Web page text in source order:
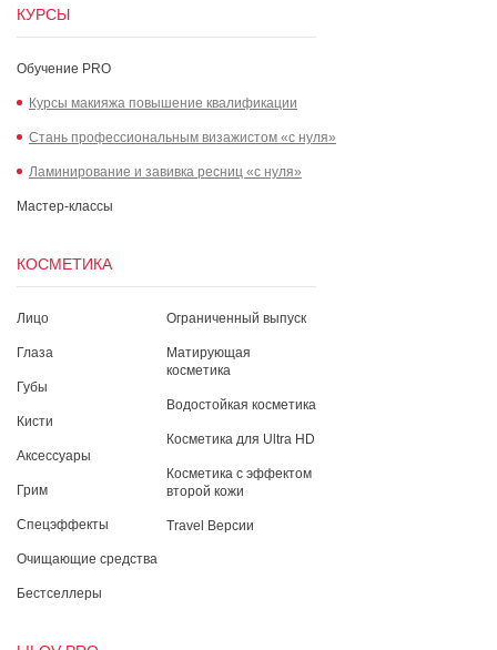
КУРСЫ
Обучение PRO
Курсы макияжа повышение квалификации
Стань профессиональным визажистом «с нуля»
Ламинирование и завивка ресниц «с нуля»
Мастер-классы
КОСМЕТИКА
Лицо
Глаза
Губы
Кисти
Аксессуары
Грим
Спецэффекты
Очищающие средства
Бестселлеры
Ограниченный выпуск
Матирующая
косметика
Водостойкая косметика
Косметика для Ultra HD
Косметика с эффектом
второй кожи
Travel Версии